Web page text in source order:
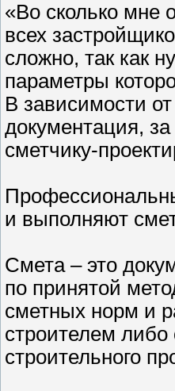
«Во сколько мне
всех
сложно, так как
параметры
В зависимости от
документация,
сметчику-
и выполняют
Смета – это
по принятой
сметных норм и
строителем либо
строительного